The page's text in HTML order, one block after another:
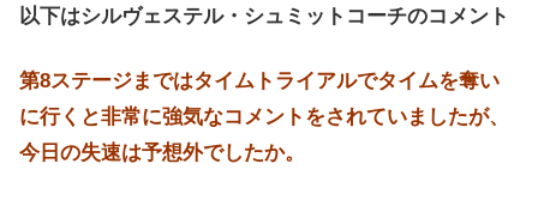
以下はシルヴェステル・シュミットコーチのコメント
第8ステージまではタイムトライアルでタイムを奪い
に行くと非常に強気なコメントをされていましたが、
今日の失速は予想外でしたか。